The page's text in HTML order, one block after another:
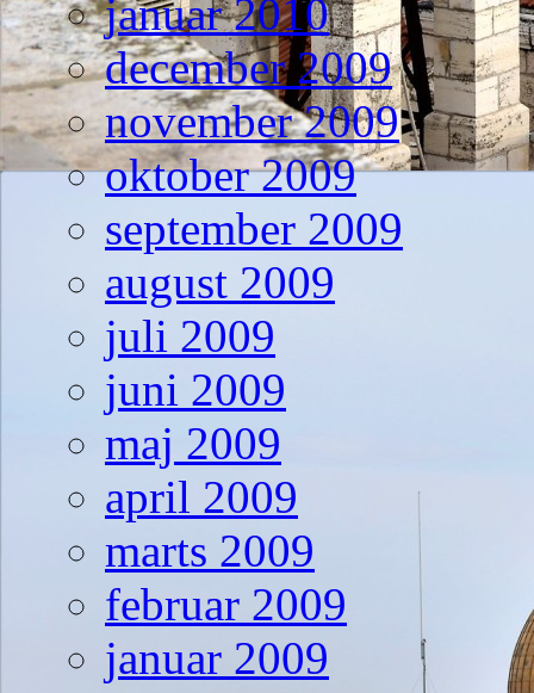
januar 2010
december 2009
november 2009
oktober 2009
september 2009
august 2009
juli 2009
juni 2009
maj 2009
april 2009
marts 2009
februar 2009
januar 2009